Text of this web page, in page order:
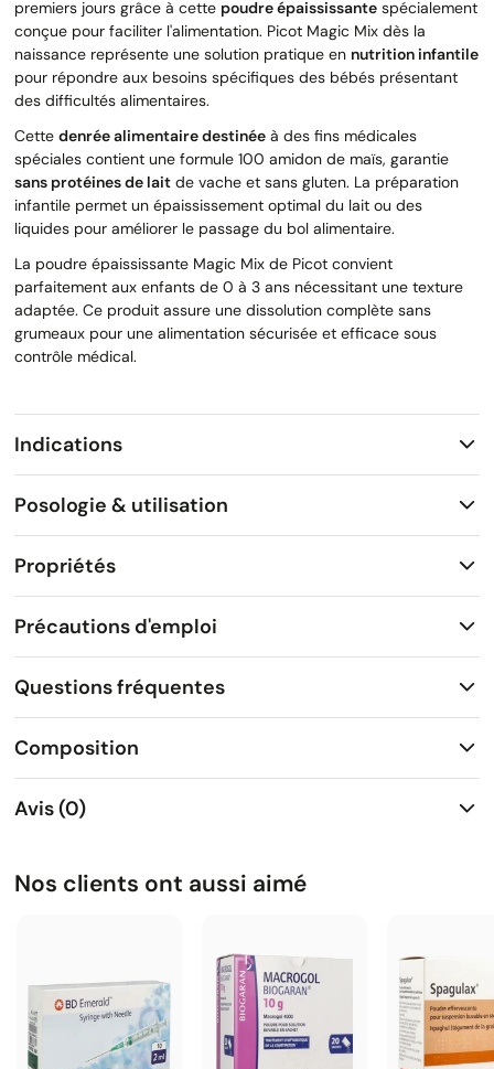
premiers jours grâce à cette poudre épaississante spécialement
conçue pour faciliter l'alimentation. Picot Magic Mix dès la
naissance représente une solution pratique en nutrition infantile
pour répondre aux besoins spécifiques des bébés présentant
des difficultés alimentaires.
Cette denrée alimentaire destinée à des fins médicales
spéciales contient une formule 100 amidon de maïs, garantie
sans protéines de lait de vache et sans gluten. La préparation
infantile permet un épaississement optimal du lait ou des
liquides pour améliorer le passage du bol alimentaire.
La poudre épaississante Magic Mix de Picot convient
parfaitement aux enfants de 0 à 3 ans nécessitant une texture
adaptée. Ce produit assure une dissolution complète sans
grumeaux pour une alimentation sécurisée et efficace sous
contrôle médical.
Indications
Posologie & utilisation
Propriétés
Précautions d'emploi
Questions fréquentes
Composition
Avis (0)
Nos clients ont aussi aimé